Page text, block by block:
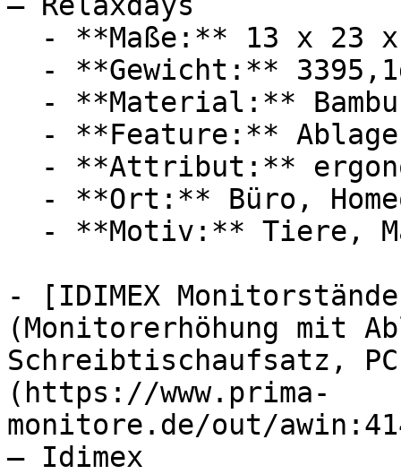
- [IDIMEX
(Monitorerhöhung mit
Schreibtischaufsatz,
(https://www.prima-
monitore.de/out/
— Idimex